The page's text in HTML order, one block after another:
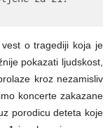
o tragediji koja je
pokazati ljudskost,
kroz nezamisliv
koncerte zakazane
porodicu deteta koje